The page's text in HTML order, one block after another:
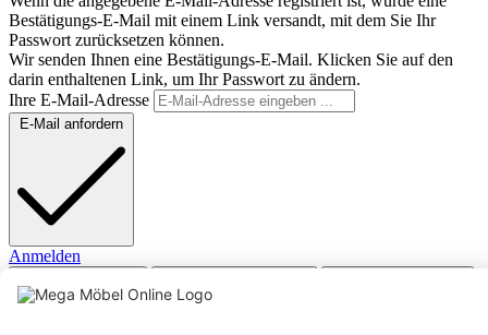
Bestätigungs-E-Mail mit einem Link versandt, mit dem Sie Ihr
Passwort zurücksetzen können.
Wir senden Ihnen eine Bestätigungs-E-Mail. Klicken Sie auf den
darin enthaltenen Link, um Ihr Passwort zu ändern.
Ihre E-Mail-Adresse
E-Mail anfordern
Anmelden
Monochrom
Niedrige Sättigung